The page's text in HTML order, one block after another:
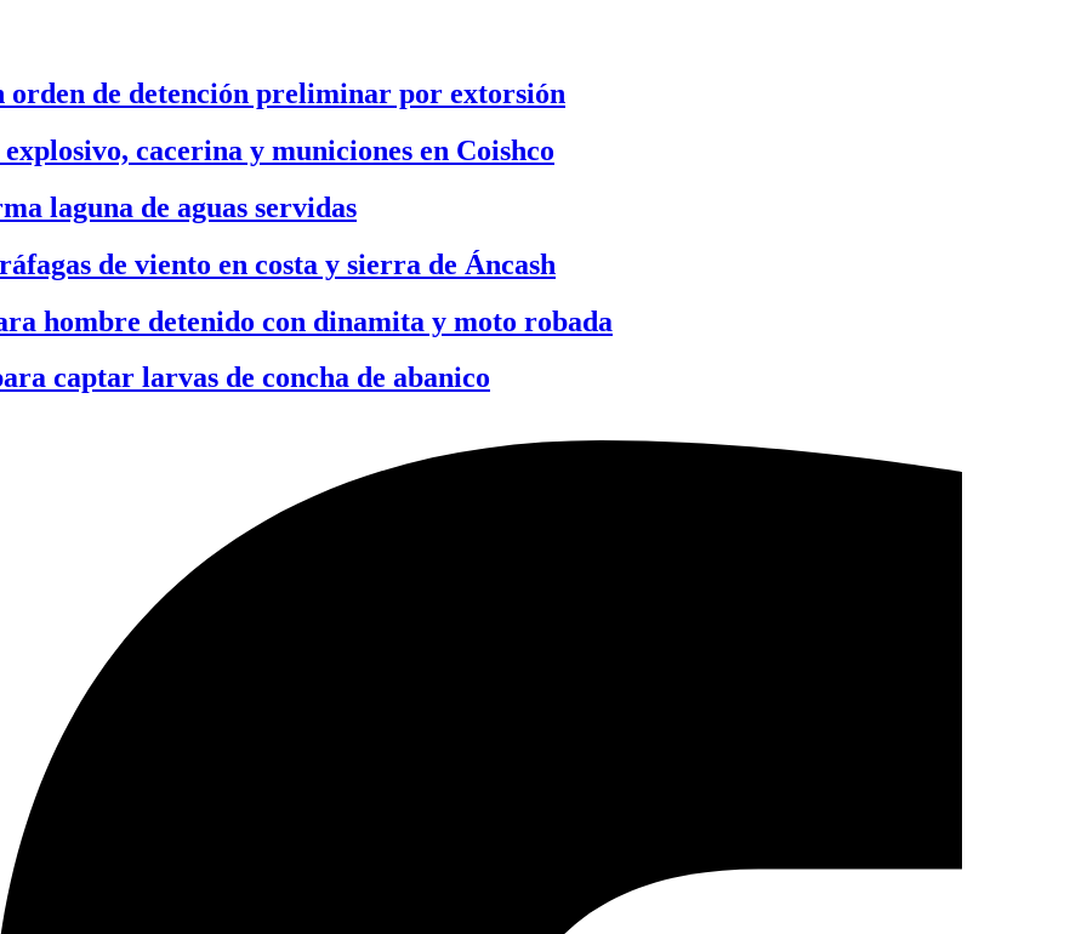
orden de detención preliminar por extorsión
cacerina y municiones en Coishco
laguna de aguas servidas
de viento en costa y sierra de Áncash
hombre detenido con dinamita y moto robada
captar larvas de concha de abanico